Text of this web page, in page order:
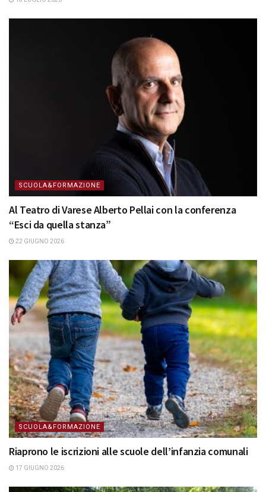
SCUOLA&FORMAZIONE
Al Teatro di Varese Alberto Pellai con la conferenza
“Esci da quella stanza”
22 GIUGNO 2026
SCUOLA&FORMAZIONE
Riaprono le iscrizioni alle scuole dell’infanzia comunali
17 GIUGNO 2026